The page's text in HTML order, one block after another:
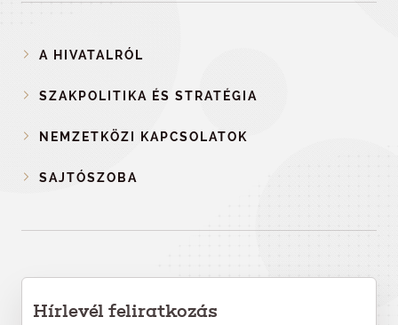
A HIVATALRÓL
SZAKPOLITIKA ÉS STRATÉGIA
NEMZETKÖZI KAPCSOLATOK
SAJTÓSZOBA
Hírlevél feliratkozás